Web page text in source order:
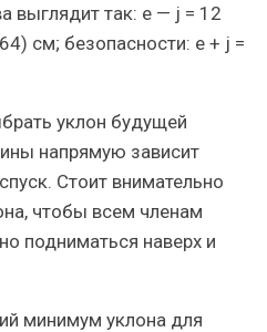
выглядит так: e — j = 12
см; безопасности: e + j =
уклон будущей
напрямую зависит
Стоит внимательно
чтобы всем членам
подниматься наверх и
минимум уклона для